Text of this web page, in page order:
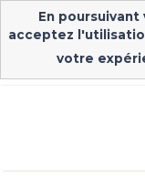
Inscription &
En
acceptez
votre